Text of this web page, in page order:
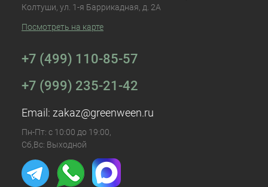
Колтуши, ул. 1-я Баррикадная, д. 2А
Посмотреть на карте
+7 (499) 110-85-57
+7 (999) 235-21-42
Email: zakaz@greenween.ru
Пн-Пт: с 10:00 до 19:00,
Сб,Вс: Выходной